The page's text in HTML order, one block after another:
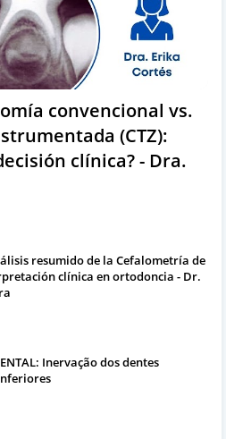
convencional vs.
(CTZ):
clínica? - Dra.
resumido de la Cefalometría de
clínica en ortodoncia - Dr.
Inervação dos dentes